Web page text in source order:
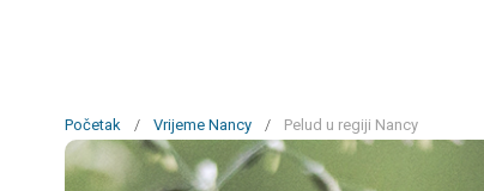
Početak / Vrijeme Nancy / Pelud u regiji Nancy